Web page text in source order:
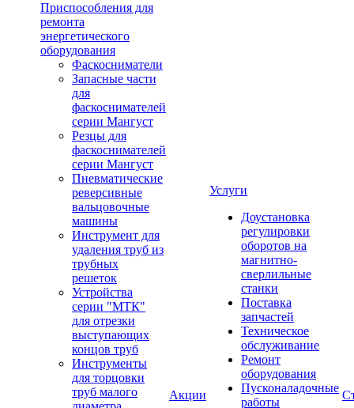
Приспособления для
ремонта
энергетического
оборудования
Фаскосниматели
Запасные части
для
фаскоснимателей
серии Мангуст
Резцы для
фаскоснимателей
серии Мангуст
Пневматические
реверсивные
вальцовочные
машины
Инструмент для
удаления труб из
трубных
решеток
Устройства
серии "МТК"
для отрезки
выступающих
концов труб
Инструменты
для торцовки
труб малого
Акции
Услуги
Доустановка
регулировки
оборотов на
магнитно-
сверлильные
станки
Поставка
запчастей
Техническое
обслуживание
Ремонт
оборудования
Пусконаладочные
работы